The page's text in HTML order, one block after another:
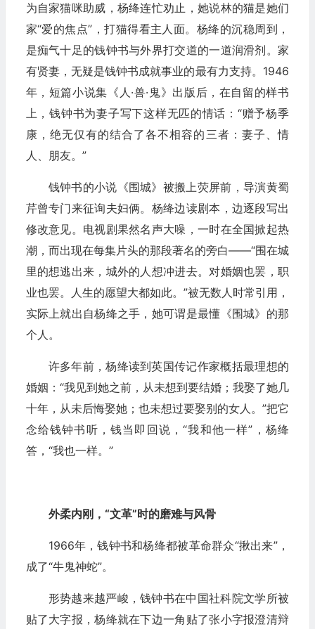
为自家猫咪助威，杨绛连忙劝止，她说林的猫是她们
家“爱的焦点”，打猫得看主人面。杨绛的沉稳周到，
是痴气十足的钱钟书与外界打交道的一道润滑剂。家
有贤妻，无疑是钱钟书成就事业的最有力支持。1946
年，短篇小说集《人·兽·鬼》出版后，在自留的样书
上，钱钟书为妻子写下这样无匹的情话：“赠予杨季
康，绝无仅有的结合了各不相容的三者：妻子、情
人、朋友。”
钱钟书的小说《围城》被搬上荧屏前，导演黄蜀
芹曾专门来征询夫妇俩。杨绛边读剧本，边逐段写出
修改意见。电视剧果然名声大噪，一时在全国掀起热
潮，而出现在每集片头的那段著名的旁白——“围在城
里的想逃出来，城外的人想冲进去。对婚姻也罢，职
业也罢。人生的愿望大都如此。”被无数人时常引用，
实际上就出自杨绛之手，她可谓是最懂《围城》的那
个人。
许多年前，杨绛读到英国传记作家概括最理想的
婚姻：“我见到她之前，从未想到要结婚；我娶了她几
十年，从未后悔娶她；也未想过要娶别的女人。”把它
念给钱钟书听，钱当即回说，“我和他一样”，杨绛
答，“我也一样。”
外柔内刚，“文革”时的磨难与风骨
1966年，钱钟书和杨绛都被革命群众“揪出来”，
成了“牛鬼神蛇”。
形势越来越严峻，钱钟书在中国社科院文学所被
贴了大字报，杨绛就在下边一角贴了张小字报澄清辩